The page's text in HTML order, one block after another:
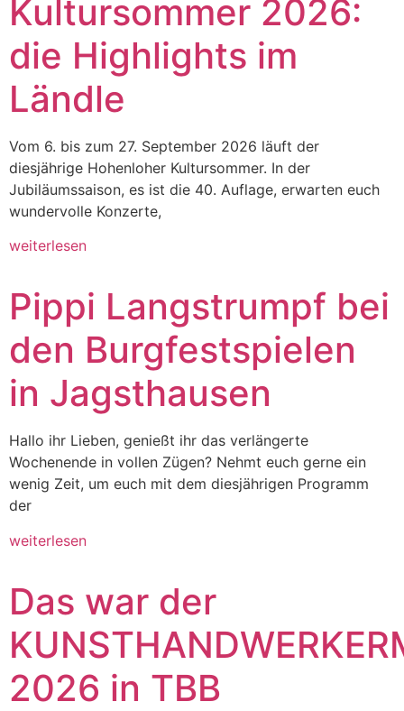
Kultursommer 2026:
die Highlights im
Ländle
Vom 6. bis zum 27. September 2026 läuft der
diesjährige Hohenloher Kultursommer. In der
Jubiläumssaison, es ist die 40. Auflage, erwarten euch
wundervolle Konzerte,
weiterlesen
Pippi Langstrumpf bei
den Burgfestspielen
in Jagsthausen
Hallo ihr Lieben, genießt ihr das verlängerte
Wochenende in vollen Zügen? Nehmt euch gerne ein
wenig Zeit, um euch mit dem diesjährigen Programm
der
weiterlesen
Das war der
2026 in TBB